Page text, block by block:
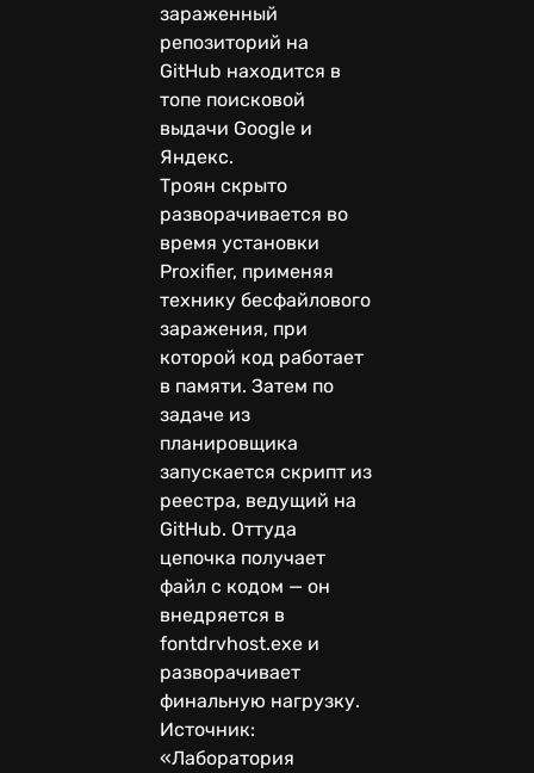
зараженный
репозиторий на
GitHub находится в
топе поисковой
выдачи Google и
Яндекс.
Троян скрыто
разворачивается во
время установки
Proxifier, применяя
технику бесфайлового
заражения, при
которой код работает
в памяти. Затем по
задаче из
планировщика
запускается скрипт из
реестра, ведущий на
GitHub. Оттуда
цепочка получает
файл с кодом — он
внедряется в
fontdrvhost.exe и
разворачивает
финальную нагрузку.
Источник:
«Лаборатория